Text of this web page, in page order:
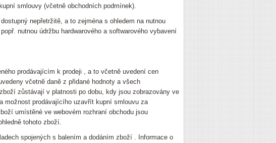
smlouvy (včetně obchodních podmínek).
nepřetržitě, a to zejména s ohledem na nutnou
nutnou údržbu hardwarového a softwarového vybavení
prodávajícím k prodeji , a to včetně uvedení cen
včetně daně z přidané hodnoty a všech
zůstávají v platnosti po dobu, kdy jsou zobrazovány ve
možnost prodávajícího uzavřít kupní smlouvu za
umístěné ve webovém rozhraní obchodu jsou
tohoto zboží.
spojených s balením a dodáním zboží . Informace o